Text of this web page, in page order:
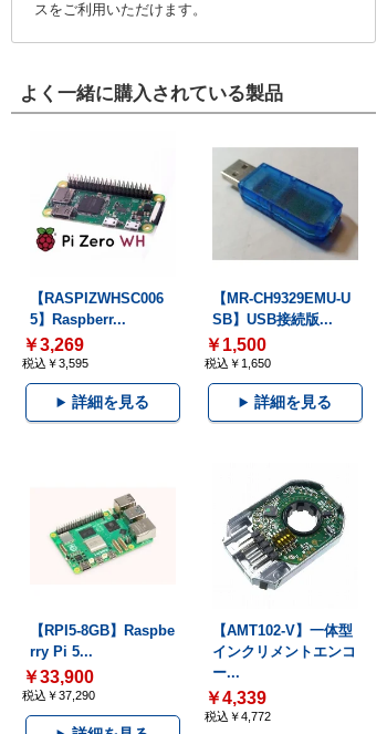
スをご利用いただけます。
よく一緒に購入されている製品
【RASPIZWHSC006
5】Raspberr...
￥3,269
税込￥3,595
詳細を見る
【MR-CH9329EMU-U
SB】USB接続版...
￥1,500
税込￥1,650
詳細を見る
【RPI5-8GB】Raspbe
rry Pi 5...
￥33,900
税込￥37,290
【AMT102-V】一体型
インクリメントエンコ
ー...
￥4,339
税込￥4,772